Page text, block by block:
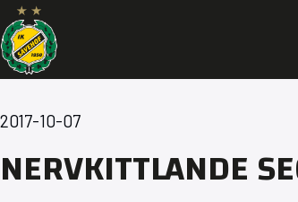
2017-10-07
NERVKITTLANDE